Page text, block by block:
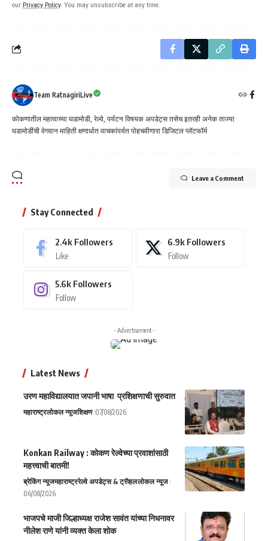
our Privacy Policy. You may unsubscribe at any time.
Team RatnagiriLive
कोकणातील महत्वाच्या घडामोडी, रेल्वे, पर्यटन विषयक अपडेट्स तसेच इतरही अनेक ताज्या
घडामोडींची वेगवान माहिती क्षणार्धात वाचकांपर्यत पोहचवीणारा डिजिटल प्लॅटफॉर्म
Leave a Comment
Stay Connected
2.4k Followers
Like
6.9k Followers
Follow
5.6k Followers
Follow
- Advertisement -
Latest News
उरण महाविद्यालयात जपानी भाषा प्रशिक्षणाची सुरुवात
महाराष्ट्रलोकल न्यूजशिक्षण 07/08/2026
Konkan Railway : कोकण रेल्वेच्या प्रवाशांसाठी
महत्त्वाची बातमी!
ब्रेकिंग न्यूजमहाराष्ट्ररेल्वे अपडेट्स & ट्रॅव्हललोकल न्यूज
06/08/2026
भाजपचे माजी जिल्हाध्यक्ष राजेश सावंत यांच्या निधनावर
नीलेश राणे यांनी व्यक्त केला शोक